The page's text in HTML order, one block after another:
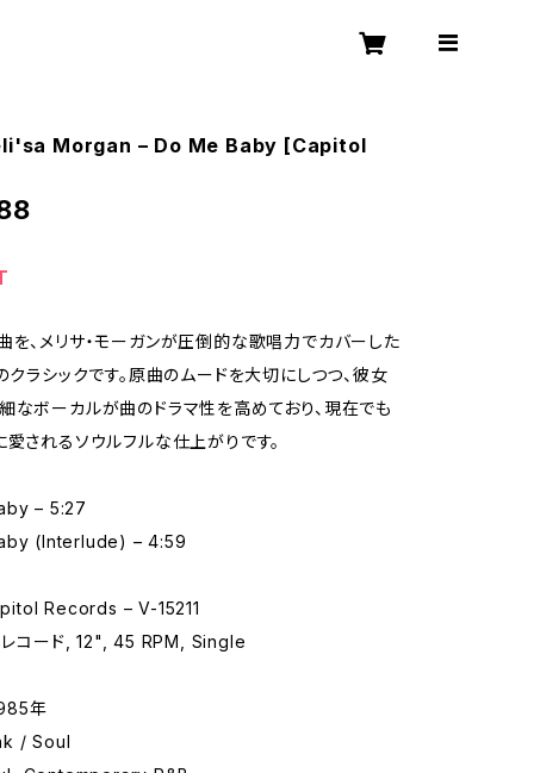
Morgan – Do Me Baby [Capitol
を、メリサ・モーガンが圧倒的な歌唱力でカバーした
ラシックです。原曲のムードを大切にしつつ、彼女
なボーカルが曲のドラマ性を高めており、現在でも
愛されるソウルフルな仕上がりです。
– 5:27
(Interlude) – 4:59
Records – V-15211
レコード, 12", 45 RPM, Single
年
/ Soul